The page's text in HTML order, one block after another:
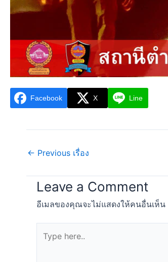
Facebook X Line
← Previous เรื่อง
Leave a Comment
อีเมลของคุณจะไม่แสดงให้คนอื่นเห็น
here..